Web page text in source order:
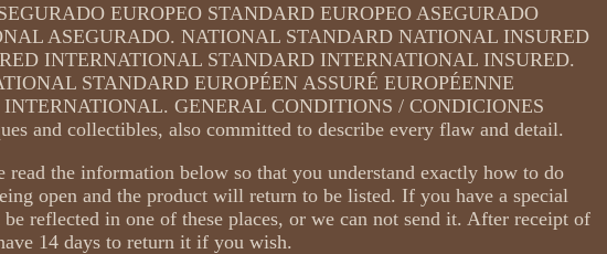
EUROPEO STANDARD EUROPEO ASEGURADO
ASEGURADO. NATIONAL STANDARD NATIONAL INSURED
INTERNATIONAL STANDARD INTERNATIONAL INSURED.
STANDARD EUROPÉEN ASSURÉ EUROPÉENNE
GENERAL CONDITIONS / CONDICIONES
and collectibles, also committed to describe every flaw and detail.
the information below so that you understand exactly how to do
open and the product will return to be listed. If you have a special
reflected in one of these places, or we can not send it. After receipt of
14 days to return it if you wish.